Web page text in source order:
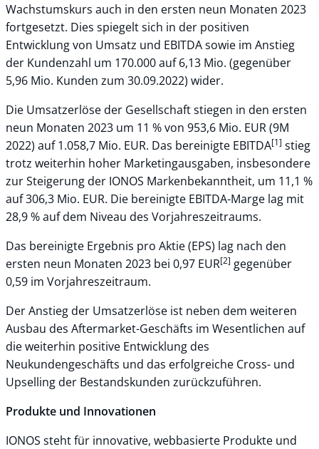
Wachstumskurs auch in den ersten neun Monaten 2023
fortgesetzt. Dies spiegelt sich in der positiven
Entwicklung von Umsatz und EBITDA sowie im Anstieg
der Kundenzahl um 170.000 auf 6,13 Mio. (gegenüber
5,96 Mio. Kunden zum 30.09.2022) wider.
Die Umsatzerlöse der Gesellschaft stiegen in den ersten
neun Monaten 2023 um 11 % von 953,6 Mio. EUR (9M
2022) auf 1.058,7 Mio. EUR. Das bereinigte EBITDA[1] stieg
trotz weiterhin hoher Marketingausgaben, insbesondere
zur Steigerung der IONOS Markenbekanntheit, um 11,1 %
auf 306,3 Mio. EUR. Die bereinigte EBITDA-Marge lag mit
28,9 % auf dem Niveau des Vorjahreszeitraums.
Das bereinigte Ergebnis pro Aktie (EPS) lag nach den
ersten neun Monaten 2023 bei 0,97 EUR[2] gegenüber
0,59 im Vorjahreszeitraum.
Der Anstieg der Umsatzerlöse ist neben dem weiteren
Ausbau des Aftermarket-Geschäfts im Wesentlichen auf
die weiterhin positive Entwicklung des
Neukundengeschäfts und das erfolgreiche Cross- und
Upselling der Bestandskunden zurückzuführen.
Produkte und Innovationen
IONOS steht für innovative, webbasierte Produkte und